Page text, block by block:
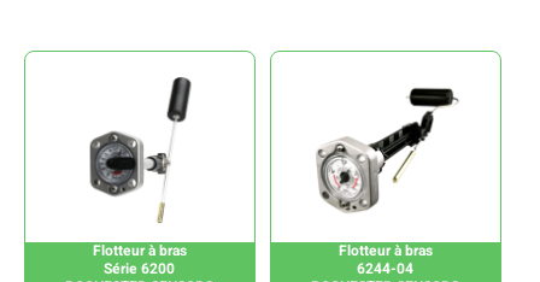
Flotteur à bras
Série 6200
Flotteur à bras
6244-04